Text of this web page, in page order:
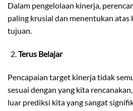
Dalam pengelolaan kinerja,
paling krusial dan menentukan atas
tujuan.
Terus Belajar
Pencapaian target kinerja tidak
sesuai dengan yang kita
luar prediksi kita yang sangat